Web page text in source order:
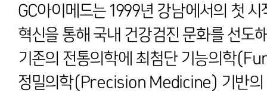
GC아이메드는 1999년 강남에서의 첫
혁신을 통해 국내 건강검진 문화를 선도
기존의 전통의학에 최첨단 기능의학
정밀의학(Precision Medicine) 기반의